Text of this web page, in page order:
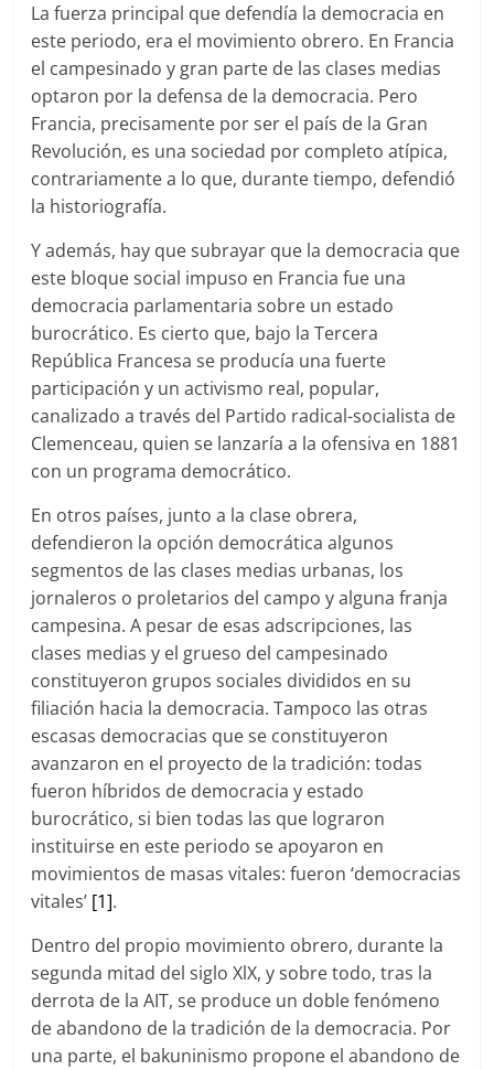
La fuerza principal que defendía la democracia en
este periodo, era el movimiento obrero. En Francia
el campesinado y gran parte de las clases medias
optaron por la defensa de la democracia. Pero
Francia, precisamente por ser el país de la Gran
Revolución, es una sociedad por completo atípica,
contrariamente a lo que, durante tiempo, defendió
la historiografía.
Y además, hay que subrayar que la democracia que
este bloque social impuso en Francia fue una
democracia parlamentaria sobre un estado
burocrático. Es cierto que, bajo la Tercera
República Francesa se producía una fuerte
participación y un activismo real, popular,
canalizado a través del Partido radical-socialista de
Clemenceau, quien se lanzaría a la ofensiva en 1881
con un programa democrático.
En otros países, junto a la clase obrera,
defendieron la opción democrática algunos
segmentos de las clases medias urbanas, los
jornaleros o proletarios del campo y alguna franja
campesina. A pesar de esas adscripciones, las
clases medias y el grueso del campesinado
constituyeron grupos sociales divididos en su
filiación hacia la democracia. Tampoco las otras
escasas democracias que se constituyeron
avanzaron en el proyecto de la tradición: todas
fueron híbridos de democracia y estado
burocrático, si bien todas las que lograron
instituirse en este periodo se apoyaron en
movimientos de masas vitales: fueron ‘democracias
vitales’ [1].
Dentro del propio movimiento obrero, durante la
segunda mitad del siglo XlX, y sobre todo, tras la
derrota de la AIT, se produce un doble fenómeno
de abandono de la tradición de la democracia. Por
una parte, el bakuninismo propone el abandono de